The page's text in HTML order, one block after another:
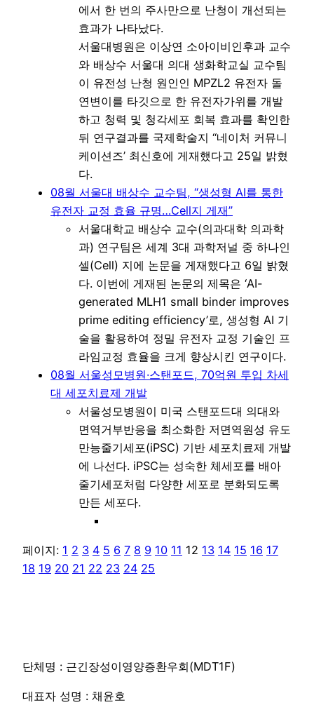
에서 한 번의 주사만으로 난청이 개선되는
효과가 나타났다.
서울대병원은 이상연 소아이비인후과 교수
와 배상수 서울대 의대 생화학교실 교수팀
이 유전성 난청 원인인 MPZL2 유전자 돌
연변이를 타깃으로 한 유전자가위를 개발
하고 청력 및 청각세포 회복 효과를 확인한
뒤 연구결과를 국제학술지 ‘‘네이처 커뮤니
케이션즈’ 최신호에 게재했다고 25일 밝혔
다.
08월 서울대 배상수 교수팀, “생성형 AI를 통한
유전자 교정 효율 규명…Cell지 게재”
서울대학교 배상수 교수(의과대학 의과학
과) 연구팀은 세계 3대 과학저널 중 하나인
셀(Cell) 지에 논문을 게재했다고 6일 밝혔
다. 이번에 게재된 논문의 제목은 ‘AI-
generated MLH1 small binder improves
prime editing efficiency’로, 생성형 AI 기
술을 활용하여 정밀 유전자 교정 기술인 프
라임교정 효율을 크게 향상시킨 연구이다.
08월 서울성모병원·스탠포드, 70억원 투입 차세
대 세포치료제 개발
서울성모병원이 미국 스탠포드대 의대와
면역거부반응을 최소화한 저면역원성 유도
만능줄기세포(iPSC) 기반 세포치료제 개발
에 나선다. iPSC는 성숙한 체세포를 배아
줄기세포처럼 다양한 세포로 분화되도록
만든 세포다.
페이지: 1 2 3 4 5 6 7 8 9 10 11 12 13 14 15 16 17
18 19 20 21 22 23 24 25
단체명 : 근긴장성이영양증환우회(MDT1F)
대표자 성명 : 채윤호